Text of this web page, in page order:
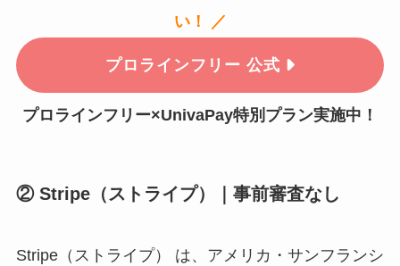
い！ ／
プロラインフリー 公式
プロラインフリー×UnivaPay特別プラン実施中！
② Stripe（ストライプ）｜事前審査なし
Stripe（ストライプ） は、アメリカ・サンフランシ